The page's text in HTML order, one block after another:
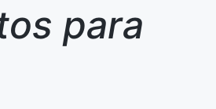
para